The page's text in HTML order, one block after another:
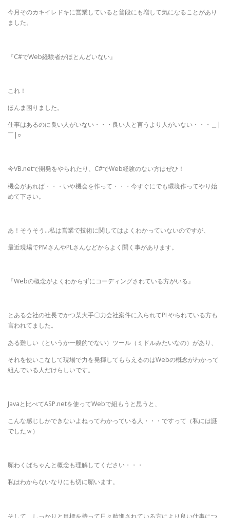
今月そのカキイレドキに営業していると普段にも増して気になることがあり
ました。
『C#でWeb経験者がほとんどいない』
これ！
ほんま困りました。
仕事はあるのに良い人がいない・・・良い人と言うより人がいない・・・＿|
￣|○
今VB.netで開発をやられたり、C#でWeb経験のない方はぜひ！
機会があれば・・・いや機会を作って・・・今すぐにでも環境作ってやり始
めて下さい。
あ！そうそう…私は営業で技術に関してはよくわかっていないのですが、
最近現場でPMさんやPLさんなどからよく聞く事があります。
『Webの概念がよくわからずにコーディングされている方がいる』
とある会社の社長でかつ某大手〇力会社案件に入られてPLやられている方も
言われてました。
ある難しい（というか一般的でない）ツール（ミドルみたいなの）があり、
それを使いこなして現場で力を発揮してもらえるのはWebの概念がわかって
組んでいる人だけらしいです。
Javaと比べてASP.netを使ってWebで組もうと思うと、
こんな感じしかできないよねってわかっている人・・・ですって（私には謎
でしたｗ）
願わくばちゃんと概念も理解してください・・・
私はわからないなりにも切に願います。
そして、しっかりと目標を持って日々精進されている方により良い仕事につ